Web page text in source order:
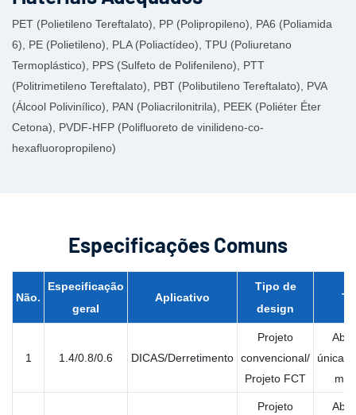
PET (Polietileno Tereftalato), PP (Polipropileno), PA6 (Poliamida
6), PE (Polietileno), PLA (Poliactídeo), TPU (Poliuretano
Termoplástico), PPS (Sulfeto de Polifenileno), PTT
(Politrimetileno Tereftalato), PBT (Polibutileno Tereftalato), PVA
(Álcool Polivinílico), PAN (Poliacrilonitrila), PEEK (Poliéter Éter
Cetona), PVDF-HFP (Polifluoreto de vinilideno-co-
hexafluoropropileno)
Especificações Comuns
Não.
Especificação
geral
Aplicativo
Tipo de
design
1 1.4/0.8/0.6 DICAS/Derretimento
Projeto
convencional/
Projeto FCT
única/
Projeto